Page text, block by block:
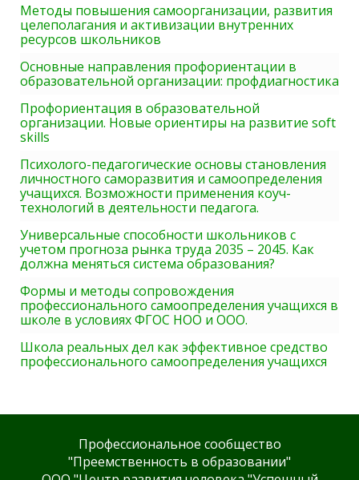
Методы повышения самоорганизации, развития
целеполагания и активизации внутренних
ресурсов школьников
Основные направления профориентации в
образовательной организации: профдиагностика
Профориентация в образовательной
организации. Новые ориентиры на развитие soft
skills
Психолого-педагогические основы становления
личностного саморазвития и самоопределения
учащихся. Возможности применения коуч-
технологий в деятельности педагога.
Универсальные способности школьников с
учетом прогноза рынка труда 2035 – 2045. Как
должна меняться система образования?
Формы и методы сопровождения
профессионального самоопределения учащихся в
школе в условиях ФГОС НОО и ООО.
Школа реальных дел как эффективное средство
профессионального самоопределения учащихся
Профессиональное сообщество
"Преемственность в образовании"